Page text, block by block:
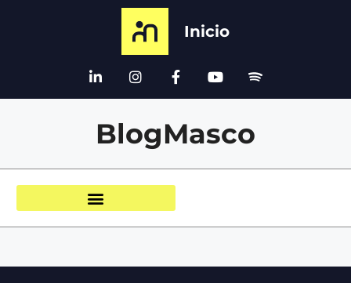
Inicio
BlogMasco